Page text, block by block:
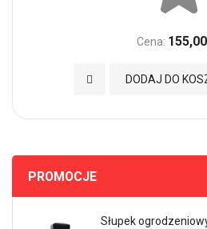
Cena:
DODAJ DO
Dodaj do Ulubionych
PROMOCJE
Słupek